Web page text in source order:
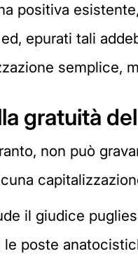
positiva
epurati tali
semplice,
gratuità
non può
il giudice
poste